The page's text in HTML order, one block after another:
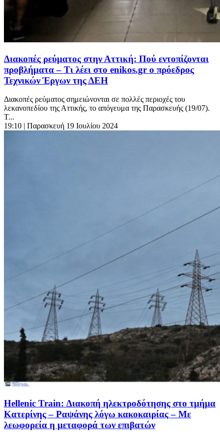
Διακοπές ρεύματος στην Αττική: Πού εντοπίζονται
προβλήματα – Τι λέει στο enikos.gr o πρόεδρος
Τεχνικών Έργων της ΔΕΗ
Διακοπές ρεύματος σημειώνονται σε πολλές περιοχές του
λεκανοπεδίου της Αττικής, το απόγευμα της Παρασκευής (19/07).
Τ...
19:10 | Παρασκευή 19 Ιουλίου 2024
Hellenic Train: Διακοπή ηλεκτροδότησης στο τμήμα
Κατερίνης – Ραψάνης λόγω κακοκαιρίας – Με
λεωφορεία η μεταφορά των επιβατών